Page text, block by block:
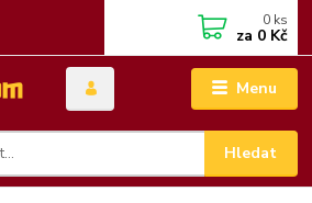
Menu
Hledat
0 ks
za 0 Kč